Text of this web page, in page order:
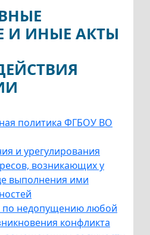
И ИНЫЕ АКТЫ
политика ФГБОУ ВО
и урегулирования
возникающих у
выполнения ими
недопущению любой
конфликта